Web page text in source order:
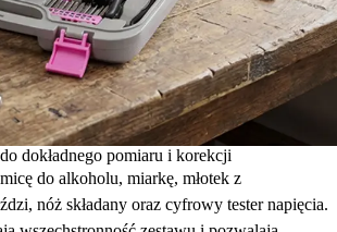
dokładnego pomiaru i korekcji
do alkoholu, miarkę, młotek z
nóż składany oraz cyfrowy tester napięcia.